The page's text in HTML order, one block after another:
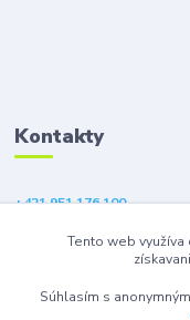
Kontakty
+421 951 176 100
eshop@gsm1.sk
Tento web
Súhlasím s